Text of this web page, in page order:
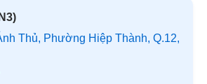
Thủ, Phường Hiệp Thành, Q.12,